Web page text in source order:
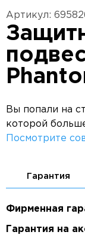
Артикул:
Вы попали на
которой
Посмотрите
Гарантия
Фирменная
Гарантия на